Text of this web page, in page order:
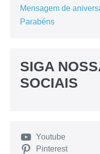
Mensagem de
Parabéns
SIGA
SOCIAIS
Youtube
Pinterest